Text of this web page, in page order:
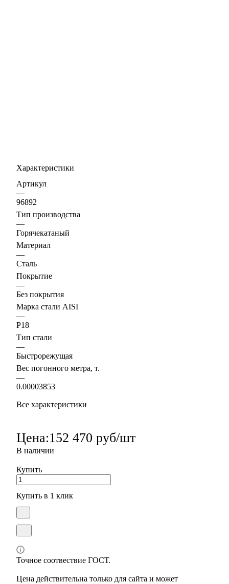
Характеристики
Артикул
—
96892
Тип производства
—
Горячекатаный
Материал
—
Сталь
Покрытие
—
Без покрытия
Марка стали AISI
—
Р18
Тип стали
—
Быстрорежущая
Вес погонного метра, т.
—
0.00003853
Все характеристики
Цена:152 470 руб/шт
В наличии
Купить
Купить в 1 клик
Точное соотвествие ГОСТ.
Цена действительна только для сайта и может